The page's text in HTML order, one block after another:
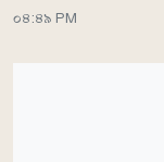
০৪:৪৯ PM